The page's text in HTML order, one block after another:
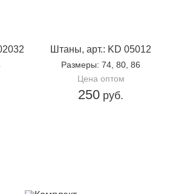
Штаны, арт.: KD 05012
Размеры: 74, 80, 86
Цена оптом
250 руб.